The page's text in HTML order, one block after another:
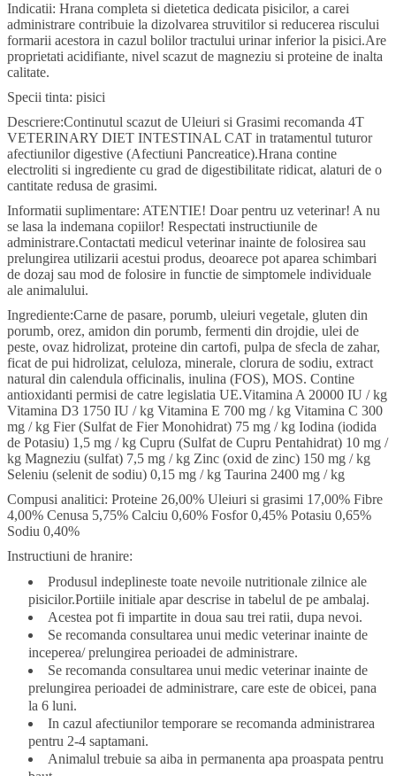
Indicatii: Hrana completa si dietetica dedicata pisicilor, a carei
administrare contribuie la dizolvarea struvitilor si reducerea riscului
formarii acestora in cazul bolilor tractului urinar inferior la pisici.Are
proprietati acidifiante, nivel scazut de magneziu si proteine de inalta
calitate.
Specii tinta: pisici
Descriere:Continutul scazut de Uleiuri si Grasimi recomanda 4T
VETERINARY DIET INTESTINAL CAT in tratamentul tuturor
afectiunilor digestive (Afectiuni Pancreatice).Hrana contine
electroliti si ingrediente cu grad de digestibilitate ridicat, alaturi de o
cantitate redusa de grasimi.
Informatii suplimentare: ATENTIE! Doar pentru uz veterinar! A nu
se lasa la indemana copiilor! Respectati instructiunile de
administrare.Contactati medicul veterinar inainte de folosirea sau
prelungirea utilizarii acestui produs, deoarece pot aparea schimbari
de dozaj sau mod de folosire in functie de simptomele individuale
ale animalului.
Ingrediente:Carne de pasare, porumb, uleiuri vegetale, gluten din
porumb, orez, amidon din porumb, fermenti din drojdie, ulei de
peste, ovaz hidrolizat, proteine din cartofi, pulpa de sfecla de zahar,
ficat de pui hidrolizat, celuloza, minerale, clorura de sodiu, extract
natural din calendula officinalis, inulina (FOS), MOS. Contine
antioxidanti permisi de catre legislatia UE.Vitamina A 20000 IU / kg
Vitamina D3 1750 IU / kg Vitamina E 700 mg / kg Vitamina C 300
mg / kg Fier (Sulfat de Fier Monohidrat) 75 mg / kg Iodina (iodida
de Potasiu) 1,5 mg / kg Cupru (Sulfat de Cupru Pentahidrat) 10 mg /
kg Magneziu (sulfat) 7,5 mg / kg Zinc (oxid de zinc) 150 mg / kg
Seleniu (selenit de sodiu) 0,15 mg / kg Taurina 2400 mg / kg
Compusi analitici: Proteine 26,00% Uleiuri si grasimi 17,00% Fibre
4,00% Cenusa 5,75% Calciu 0,60% Fosfor 0,45% Potasiu 0,65%
Sodiu 0,40%
Instructiuni de hranire:
Produsul indeplineste toate nevoile nutritionale zilnice ale
pisicilor.Portiile initiale apar descrise in tabelul de pe ambalaj.
Acestea pot fi impartite in doua sau trei ratii, dupa nevoi.
Se recomanda consultarea unui medic veterinar inainte de
inceperea/ prelungirea perioadei de administrare.
Se recomanda consultarea unui medic veterinar inainte de
prelungirea perioadei de administrare, care este de obicei, pana
la 6 luni.
In cazul afectiunilor temporare se recomanda administrarea
pentru 2-4 saptamani.
Animalul trebuie sa aiba in permanenta apa proaspata pentru